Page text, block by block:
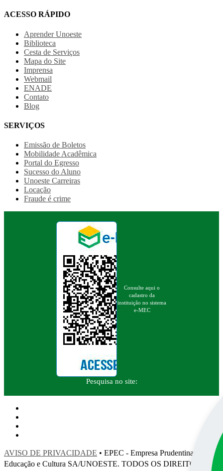
ACESSO RÁPIDO
Aprender Unoeste
Biblioteca
Cesta de Serviços
Mapa do Site
Imprensa
Webmail
ENADE
Contato
Blog
SERVIÇOS
Emissão de Boletos
Mobilidade Acadêmica
Portal do Egresso
Sucesso do Aluno
Unoeste Carreiras
Locação
Fraude é crime
Consulte aqui o
cadastro da
instituição no sistema
e-MEC
Pesquisa no site:
AVISO DE PRIVACIDADE • EPEC - Empresa Prudentina de
Educação e Cultura SA/UNOESTE. TODOS OS DIREITOS